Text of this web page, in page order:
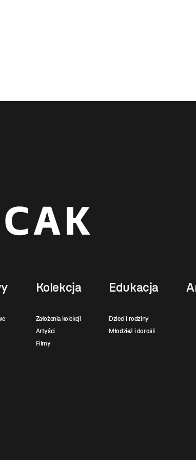
Kolekcja
Założenia kolekcji
Artyści
Filmy
Edukacja
Dzieci i rodziny
Młodzież i dorośli